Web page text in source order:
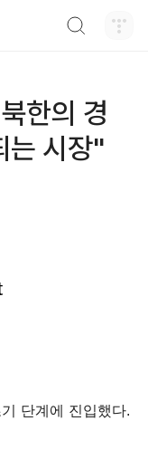
한의 경
는 시장"
단계에 진입했다.